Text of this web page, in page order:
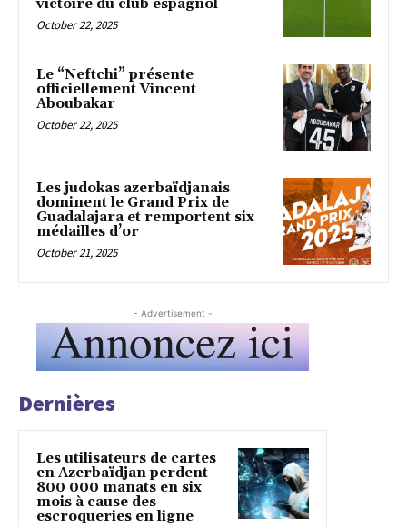
victoire du club espagnol
October 22, 2025
Le “Neftchi” présente
officiellement Vincent
Aboubakar
October 22, 2025
Les judokas azerbaïdjanais
dominent le Grand Prix de
Guadalajara et remportent six
médailles d’or
October 21, 2025
- Advertisement -
Dernières
Les utilisateurs de cartes
en Azerbaïdjan perdent
800 000 manats en six
mois à cause des
escroqueries en ligne